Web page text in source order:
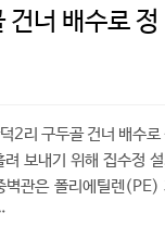
건너 배수로 정
2리 구두골 건너 배수로
보내기 위해 집수정
벽관은 폴리에틸렌(PE)